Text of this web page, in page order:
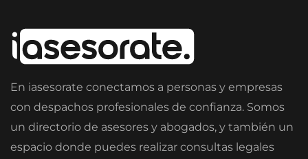
En iasesorate conectamos a personas y empresas
con despachos profesionales de confianza. Somos
un directorio de asesores y abogados, y también un
espacio donde puedes realizar consultas legales